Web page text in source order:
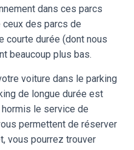
dans ces parcs
des parcs de
courte durée (dont nous
beaucoup plus bas.
voiture dans le parking
de longue durée est
hormis le service de
permettent de réserver
vous pourrez trouver